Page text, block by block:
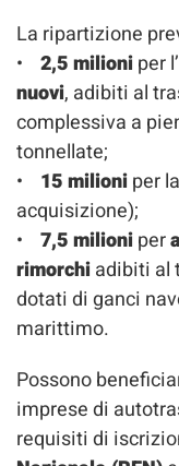
La ripartizione
• 2,5 milioniper
nuovi, adibiti al
complessiva a
tonnellate;
• 15 milioniper la
acquisizione);
• 7,5 milioniper
rimorchiadibiti al
dotati di ganci
marittimo.
Possono
imprese di
requisiti di